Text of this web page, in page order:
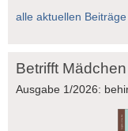
alle aktuellen Beiträge
Betrifft Mädchen
Ausgabe 1/2026: